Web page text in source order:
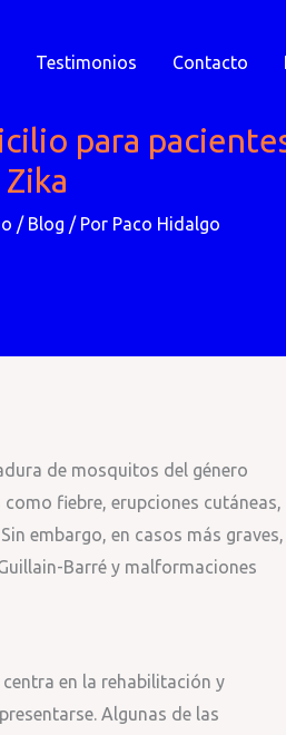
Testimonios Contacto
para
Zika
/ Blog / Por Paco Hidalgo
de mosquitos del género
fiebre, erupciones cutáneas,
embargo, en casos más graves,
Barré y malformaciones
en la rehabilitación y
Algunas de las